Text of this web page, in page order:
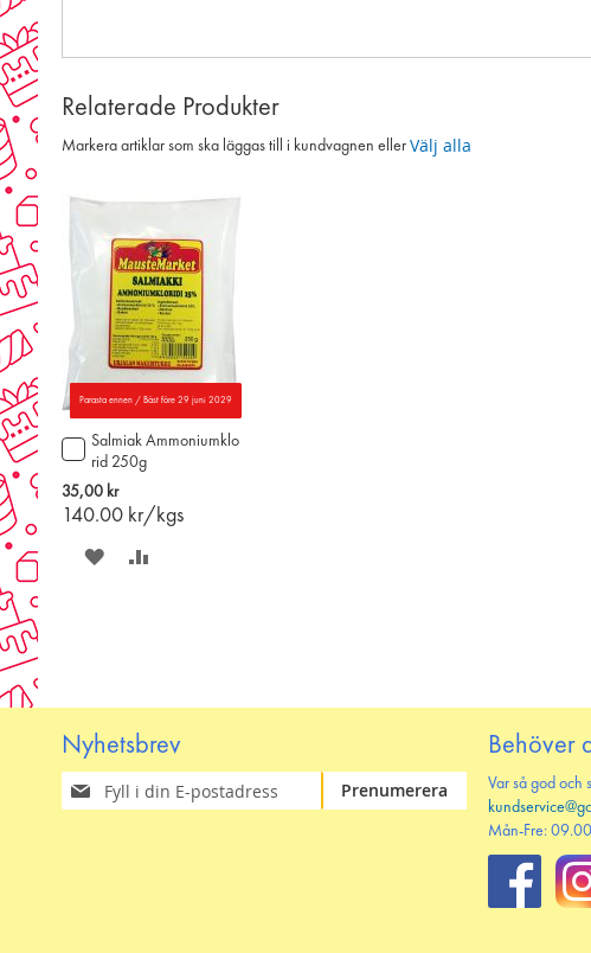
Relaterade Produkter
Markera artiklar som ska läggas till i kundvagnen eller Välj alla
Parasta ennen / Bäst före 29 juni 2029
Salmiak Ammoniumklo
rid 250g
35,00 kr
140.00 kr/kgs
Lägg
till
i
varukorgen
SPARA
Nyhetsbrev
Prenumerera
på
Prenumerera
Behöver
Var så god och
Mån-Fre: